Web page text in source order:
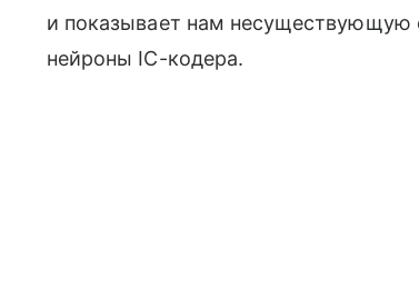
и показывает нам
нейроны IC-кодера.